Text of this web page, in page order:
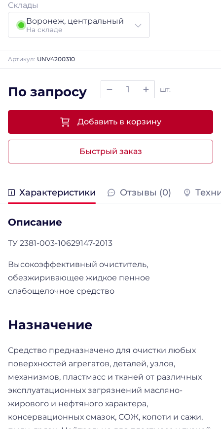
Склады
Воронеж, центральный
На складе
Артикул: UNV4200310
По запросу шт.
Быстрый заказ
Добавить в корзину
Характеристики Отзывы (0)
Описание
ТУ 2381-003-10629147-2013
Высокоэффективный очиститель,
обезжиривающее жидкое пенное
слабощелочное средство
Назначение
Средство предназначено для очистки любых
поверхностей агрегатов, деталей, узлов,
механизмов, пластмасс и тканей от различных
эксплуатационных загрязнений масляно-
жирового и нефтяного характера,
консервационных смазок, СОЖ, копоти и сажи,